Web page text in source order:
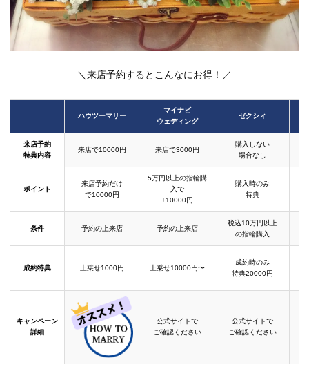
＼来店予約するとこんなにお得！／
ハウツーマリー
マイナビ
ウェディング
ゼクシィ
来店予約
特典内容
来店で10000円 来店で3000円
購入しない
場合なし
ポイント
来店予約だけ
で10000円
5万円以上の指輪購
入で
+10000円
購入時のみ
特典
条件 予約の上来店 予約の上来店
税込10万円以上
の指輪購入
成約特典 上乗せ1000円 上乗せ10000円〜
成約時のみ
特典20000円
キャンペーン
詳細
公式サイトで
ご確認ください
公式サイトで
ご確認ください